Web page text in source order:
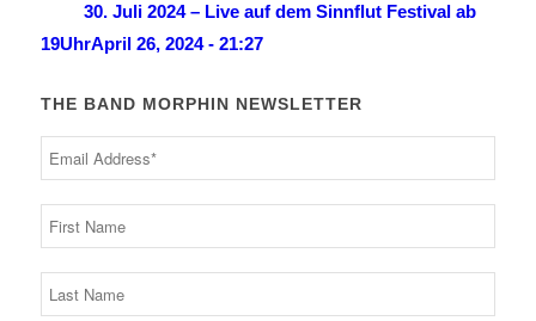
30. Juli 2024 – Live auf dem Sinnflut Festival ab
19UhrApril 26, 2024 - 21:27
THE BAND MORPHIN NEWSLETTER